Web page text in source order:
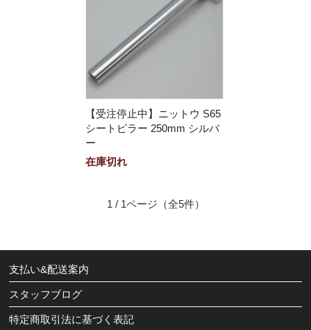
【受注停止中】ニットウ S65
シートピラー 250mm シルバ
ー
在庫切れ
1 / 1ページ （全5件）
支払い&配送案内
スタッフブログ
特定商取引法に基づく表記